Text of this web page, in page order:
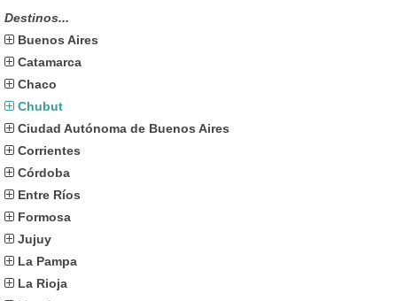
Destinos...
Buenos Aires
Catamarca
Chaco
Chubut
Ciudad Autónoma de Buenos Aires
Corrientes
Córdoba
Entre Ríos
Formosa
Jujuy
La Pampa
La Rioja